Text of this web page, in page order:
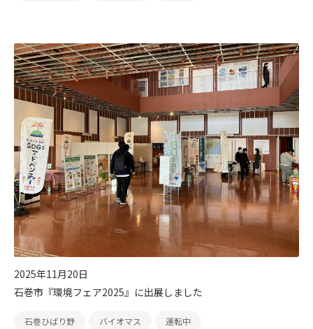
2025年11月20日
石巻市『環境フェア2025』に出展しました
石巻ひばり野 バイオマス 運転中